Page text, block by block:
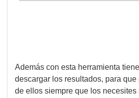
Además con esta herramienta
descargar los resultados, para
de ellos siempre que los